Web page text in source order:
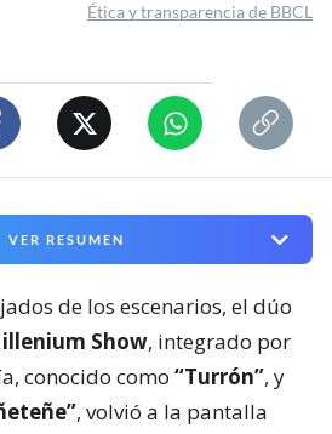
Ética y transparencia de BBCL
VER RESUMEN
de los escenarios, el dúo
Show, integrado por
conocido como “Turrón”, y
, volvió a la pantalla